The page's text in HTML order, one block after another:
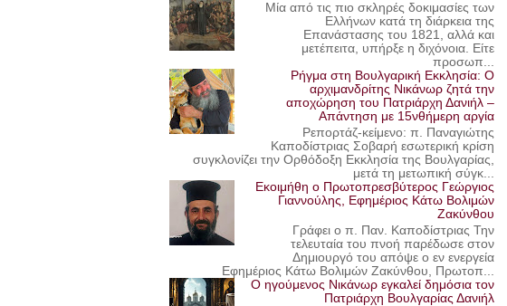
Μία από τις πιο σκληρές δοκιμασίες των
Ελλήνων κατά τη διάρκεια της
Επανάστασης του 1821, αλλά και
μετέπειτα, υπήρξε η διχόνοια. Είτε
προσωπ...
Ρήγμα στη Βουλγαρική Εκκλησία: Ο
αρχιμανδρίτης Νικάνωρ ζητά την
αποχώρηση του Πατριάρχη Δανιήλ –
Απάντηση με 15νθήμερη αργία
Ρεπορτάζ-κείμενο: π. Παναγιώτης
Καποδίστριας Σοβαρή εσωτερική κρίση
συγκλονίζει την Ορθόδοξη Εκκλησία της Βουλγαρίας,
μετά τη μετωπική σύγκ...
Εκοιμήθη ο Πρωτοπρεσβύτερος Γεώργιος
Γιαννούλης, Εφημέριος Κάτω Βολιμών
Ζακύνθου
Γράφει ο π. Παν. Καποδίστριας Την
τελευταία του πνοή παρέδωσε στον
Δημιουργό του απόψε ο εν ενεργεία
Εφημέριος Κάτω Βολιμών Ζακύνθου, Πρωτοπ...
Ο ηγούμενος Νικάνωρ εγκαλεί δημόσια τον
Πατριάρχη Βουλγαρίας Δανιήλ